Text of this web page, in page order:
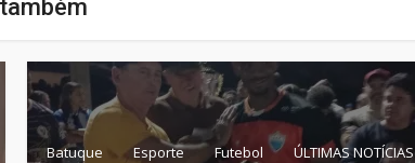
Batuque Esporte Futebol ÚLTIMAS NOTÍCIAS